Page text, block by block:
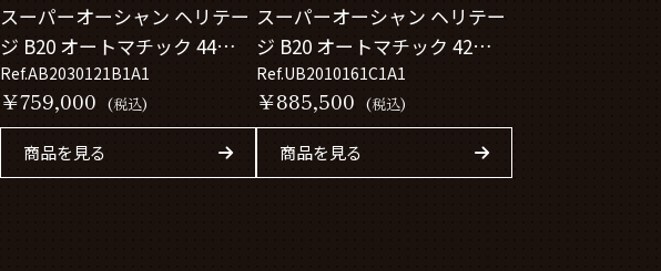
スーパーオーシャン ヘリテー
ジ B20 オートマチック 44
AB2030121B1A1
Ref.AB2030121B1A1
￥759,000 (税込)
商品を見る
スーパーオーシャン ヘリテー
ジ B20 オートマチック 42
UB2010161C1A1
Ref.UB2010161C1A1
￥885,500 (税込)
商品を見る